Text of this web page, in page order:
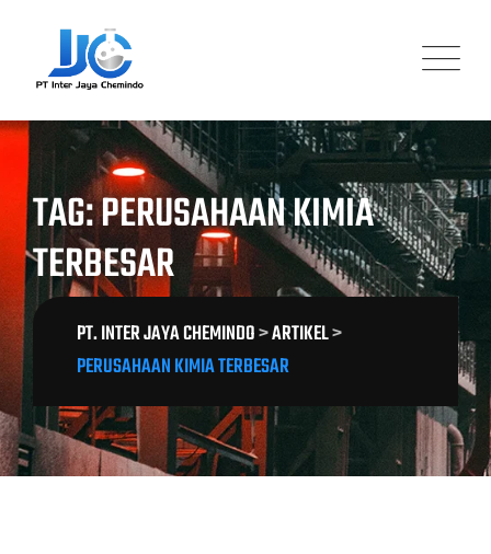
content
TAG: PERUSAHAAN KIMIA
TERBESAR
PT. INTER JAYA CHEMINDO>ARTIKEL>
PERUSAHAAN KIMIA TERBESAR